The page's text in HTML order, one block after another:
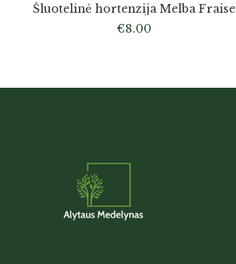
Šluotelinė hortenzija Melba Fraise
€8.00